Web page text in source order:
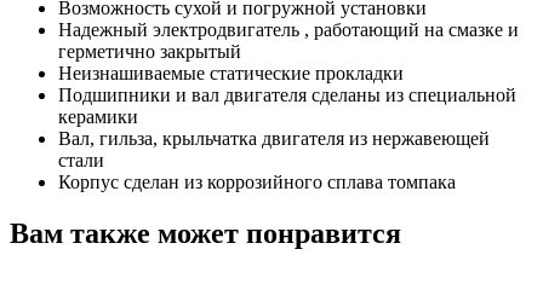
Возможность сухой и погружной установки
Надежный электродвигатель , работающий на смазке и
герметично закрытый
Неизнашиваемые статические прокладки
Подшипники и вал двигателя сделаны из специальной
керамики
Вал, гильза, крыльчатка двигателя из нержавеющей
стали
Корпус сделан из коррозийного сплава томпака
Вам также может понравится